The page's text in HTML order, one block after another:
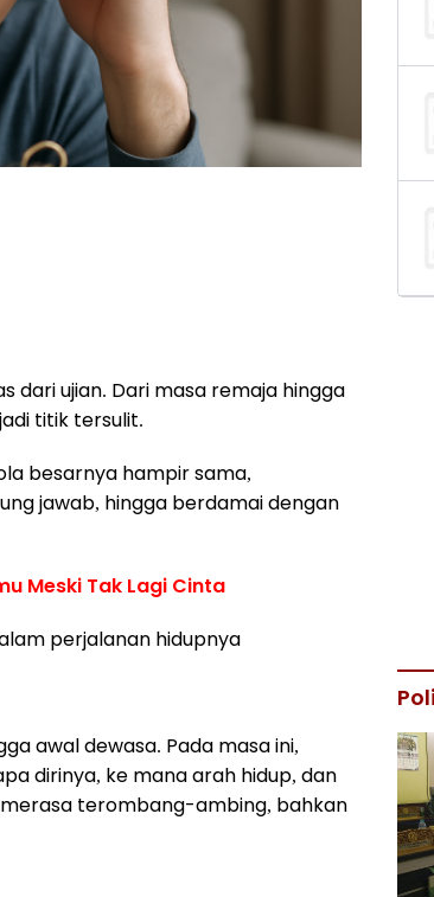
dari ujian. Dari masa remaja hingga
titik tersulit.
besarnya hampir sama,
jawab, hingga berdamai dengan
Meski Tak Lagi Cinta
perjalanan hidupnya
awal dewasa. Pada masa ini,
dirinya, ke mana arah hidup, dan
terombang-ambing, bahkan